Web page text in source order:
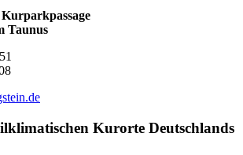
Taunus
Kurorte Deutschlands